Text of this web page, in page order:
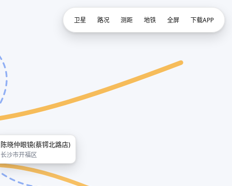
陈晓仲眼镜(蔡锷北路店)
长沙市开福区
卫星 路况 测距 地铁 全屏 下载APP